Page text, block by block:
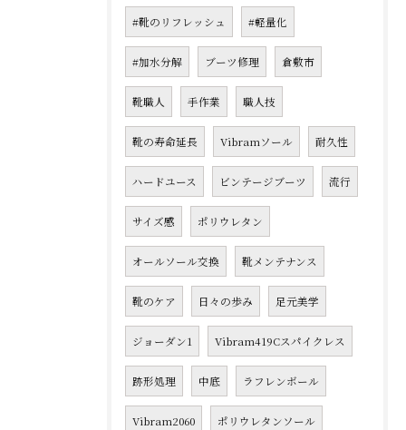
#靴のリフレッシュ #軽量化
#加水分解 ブーツ修理 倉敷市
靴職人 手作業 職人技
靴の寿命延長 Vibramソール 耐久性
ハードユース ビンテージブーツ 流行
サイズ感 ポリウレタン
オールソール交換 靴メンテナンス
靴のケア 日々の歩み 足元美学
ジョーダン1 Vibram419Cスパイクレス
跡形処理 中底 ラフレンボール
Vibram2060 ポリウレタンソール